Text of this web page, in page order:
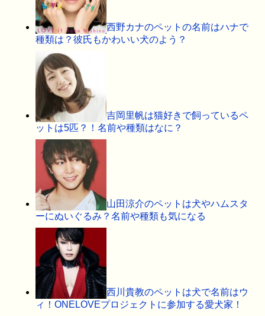
西野カナのペットの名前はハナで
種類は？彼氏もかわいい犬のよう？
吉岡里帆は猫好きで飼っているペ
ットは5匹？！名前や種類はなに？
山田涼介のペットは犬やハムスタ
ーにぬいぐるみ？名前や種類も気になる
西川貴教のペットは犬で名前はウ
ィ！ONELOVEプロジェクトに参加する愛犬家！